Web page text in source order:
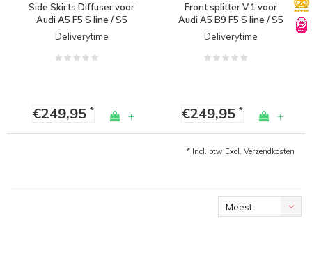
Side Skirts Diffuser voor
Audi A5 F5 S line / S5
Sportback Facelift
Deliverytime
€249,95* +
Front splitter V.1 voor
Audi A5 B9 F5 S line / S5
B9 Facelift
Deliverytime
€249,95* +
* Incl. btw Excl. Verzendkosten
Meest